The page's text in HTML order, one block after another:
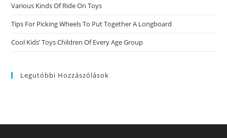
Various Kinds Of Ride On Toys
Tips For Picking Wheels To Put Together A Longboard
Cool Kids’ Toys Children Of Every Age Group
Legutóbbi Hozzászólások